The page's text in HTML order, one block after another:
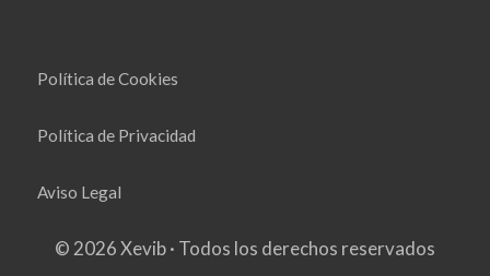
Política de Cookies
Política de Privacidad
Aviso Legal
© 2026 Xevib · Todos los derechos reservados